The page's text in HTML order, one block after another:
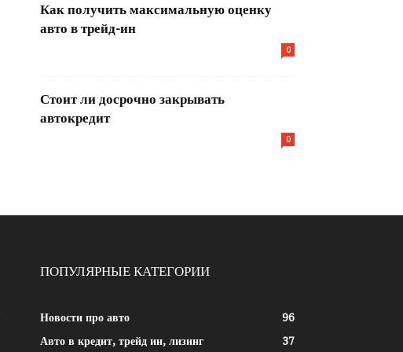
Как получить максимальную оценку
авто в трейд-ин
0
Стоит ли досрочно закрывать
автокредит
0
ПОПУЛЯРНЫЕ КАТЕГОРИИ
Новости про авто
96
Авто в кредит, трейд ин, лизинг
37